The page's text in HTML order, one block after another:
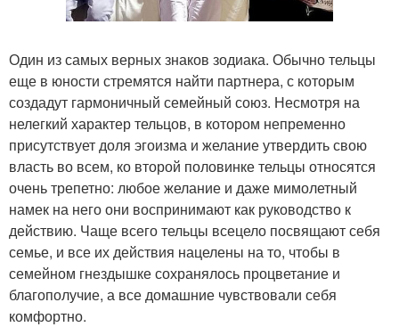
Один из самых верных знаков зодиака. Обычно тельцы
еще в юности стремятся найти партнера, с которым
создадут гармоничный семейный союз. Несмотря на
нелегкий характер тельцов, в котором непременно
присутствует доля эгоизма и желание утвердить свою
власть во всем, ко второй половинке тельцы относятся
очень трепетно: любое желание и даже мимолетный
намек на него они воспринимают как руководство к
действию. Чаще всего тельцы всецело посвящают себя
семье, и все их действия нацелены на то, чтобы в
семейном гнездышке сохранялось процветание и
благополучие, а все домашние чувствовали себя
комфортно.